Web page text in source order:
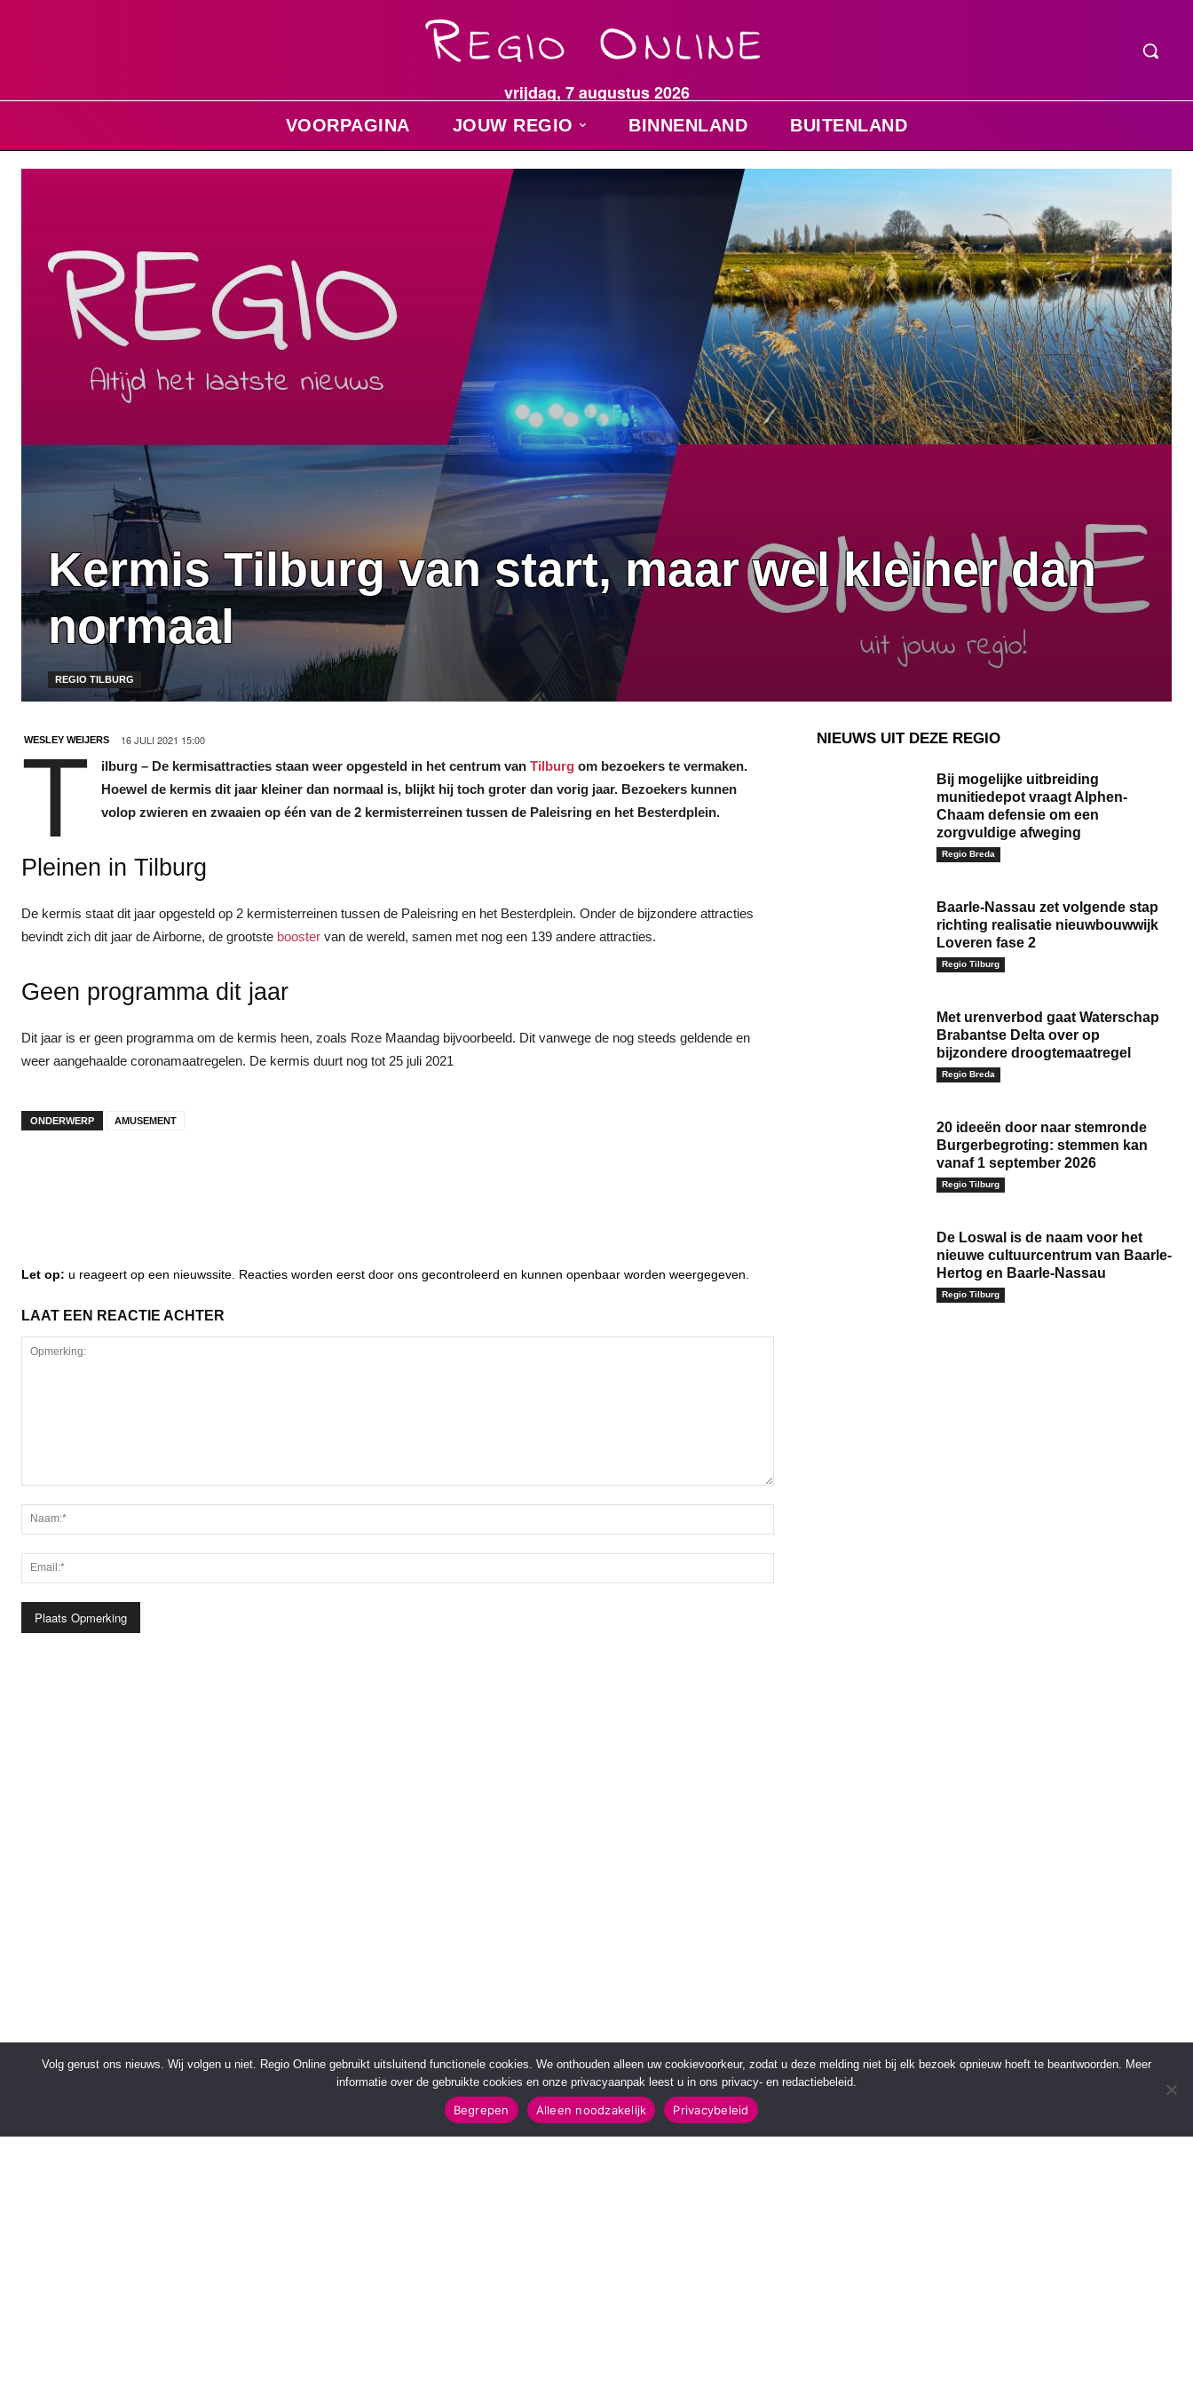
vrijdag, 7 augustus 2026
VOORPAGINA JOUW REGIO BINNENLAND BUITENLAND
Kermis Tilburg van start, maar wel kleiner dan
normaal
REGIO TILBURG
WESLEY WEIJERS 16 JULI 2021 15:00
T ilburg – De kermisattracties staan weer opgesteld in het centrum van Tilburgom bezoekers te vermaken.
Hoewel de kermis dit jaar kleiner dan normaal is, blijkt hij toch groter dan vorig jaar. Bezoekers kunnen
volop zwieren en zwaaien op één van de 2 kermisterreinen tussen de Paleisring en het Besterdplein.
Pleinen in Tilburg
De kermis staat dit jaar opgesteld op 2 kermisterreinen tussen de Paleisring en het Besterdplein. Onder de bijzondere attracties
bevindt zich dit jaar de Airborne, de grootste booster van de wereld, samen met nog een 139 andere attracties.
Geen programma dit jaar
Dit jaar is er geen programma om de kermis heen, zoals Roze Maandag bijvoorbeeld. Dit vanwege de nog steeds geldende en
weer aangehaalde coronamaatregelen. De kermis duurt nog tot 25 juli 2021
ONDERWERP AMUSEMENT
Let op: u reageert op een nieuwssite. Reacties worden eerst door ons gecontroleerd en kunnen openbaar worden weergegeven.
LAAT EEN REACTIE ACHTER
NIEUWS UIT DEZE REGIO
Bij mogelijke uitbreiding
munitiedepot vraagt Alphen-
Chaam defensie om een
zorgvuldige afweging
Regio Breda
Baarle‑Nassau zet volgende stap
richting realisatie nieuwbouwwijk
Loveren fase 2
Regio Tilburg
Met urenverbod gaat Waterschap
Brabantse Delta over op
bijzondere droogtemaatregel
Regio Breda
20 ideeën door naar stemronde
Burgerbegroting: stemmen kan
vanaf 1 september 2026
Regio Tilburg
De Loswal is de naam voor het
nieuwe cultuurcentrum van Baarle-
Hertog en Baarle-Nassau
Regio Tilburg
Volg gerust ons nieuws. Wij volgen u niet. Regio Online gebruikt uitsluitend functionele cookies. We onthouden alleen uw cookievoorkeur, zodat u deze melding niet bij elk bezoek opnieuw hoeft te beantwoorden. Meer
informatie over de gebruikte cookies en onze privacyaanpak leest u in ons privacy- en redactiebeleid.
Begrepen Alleen noodzakelijk Privacybeleid